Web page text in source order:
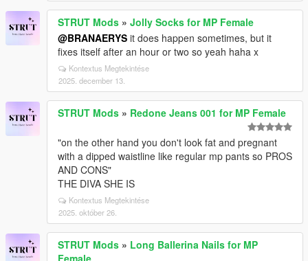
STRUT Mods » Jolly Socks for MP Female
@BRANAERYS it does happen sometimes, but it
fixes itself after an hour or two so yeah haha x
Kontextus Megtekintése
2025. december 13.
STRUT Mods » Redone Jeans 001 for MP Female
"on the other hand you don't look fat and pregnant
with a dipped waistline like regular mp pants so PROS
AND CONS"
THE DIVA SHE IS
Kontextus Megtekintése
2025. október 26.
STRUT Mods » Long Ballerina Nails for MP
Female